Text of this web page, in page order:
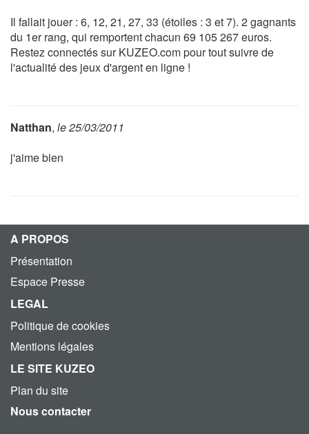
Il fallait jouer : 6, 12, 21, 27, 33 (étoiles : 3 et 7). 2 gagnants
du 1er rang, qui remportent chacun 69 105 267 euros.
Restez connectés sur KUZEO.com pour tout suivre de
l'actualité des jeux d'argent en ligne !
Natthan, le 25/03/2011
j'aime bien
A PROPOS
Présentation
Espace Presse
LEGAL
Politique de cookies
Mentions légales
LE SITE KUZEO
Plan du site
Nous contacter